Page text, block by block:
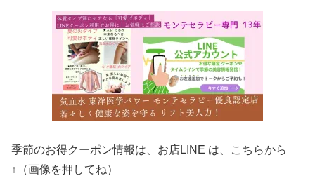
季節のお得クーポン情報は、お店LINE は、こちらから
↑（画像を押してね）